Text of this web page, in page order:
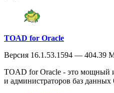
TOAD for Oracle
Версия 16.1.53.1594 — 404.39
TOAD for Oracle - это мощный
и администраторов баз